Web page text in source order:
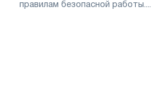
правилам безопасной работы....